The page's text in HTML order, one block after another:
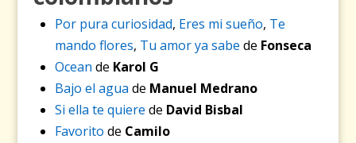
Por pura curiosidad, Eres mi sueño, Te
mando flores, Tu amor ya sabe de Fonseca
Ocean de Karol G
Bajo el agua de Manuel Medrano
Si ella te quiere de David Bisbal
Favorito de Camilo